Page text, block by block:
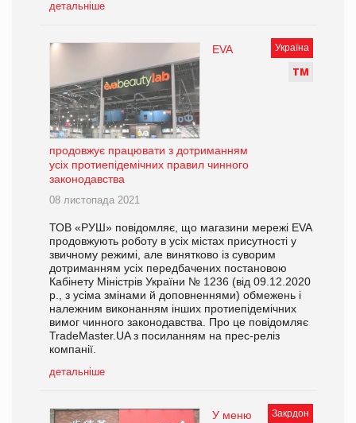
детальніше
Україна
ТМ
EVA
продовжує працювати з дотриманням
усіх протиепідемічних правил чинного
законодавства
08 листопада 2021
ТОВ «РУШ» повідомляє, що магазини мережі EVA
продовжують роботу в усіх містах присутності у
звичному режимі, але винятково із суворим
дотриманням усіх передбачених постановою
Кабінету Міністрів України № 1236 (від 09.12.2020
р., з усіма змінами й доповненнями) обмежень і
належним виконанням інших протиепідемічних
вимог чинного законодавства. Про це повідомляє
TradeMaster.UA з посиланням на прес-реліз
компанії.
детальніше
Закрдон
У меню